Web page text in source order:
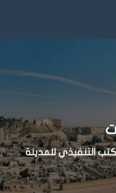
التنفيذي للمدينة